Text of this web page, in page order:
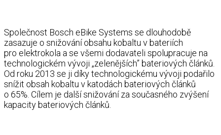
Společnost Bosch eBike Systems se dlouhodobě
zasazuje o snižování obsahu kobaltu v bateriích
pro elektrokola a se všemi dodavateli spolupracuje na
technologickém vývoji „zelenějších” bateriových článků.
Od roku 2013 se ji díky technologickému vývoji podařilo
snížit obsah kobaltu v katodách bateriových článků
o 65%. Cílem je další snižování za současného zvýšení
kapacity bateriových článků.